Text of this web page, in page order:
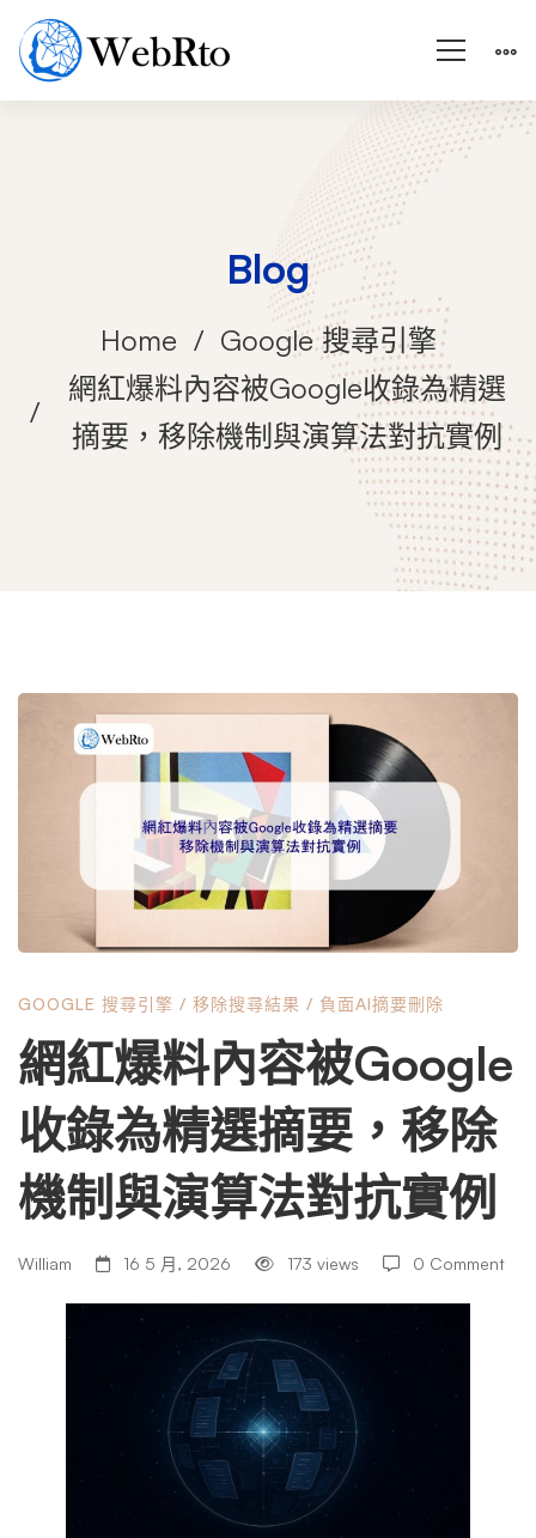
Blog
Home
Google 搜尋引擎
網紅爆料內容被Google收錄為精選
摘要，移除機制與演算法對抗實例
網
料
內
容
被
Google
GOOGLE 搜尋引擎 / 移除搜尋結果 / 負面AI摘要刪除
網紅爆料內容被Google
收錄為精選摘要，移除
機制與演算法對抗實例
William 16 5 月, 2026 173 views 0 Comment